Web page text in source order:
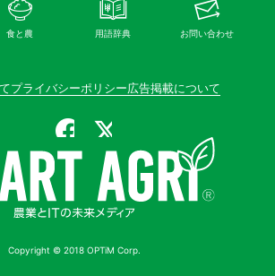
食と農 用語辞典 お問い合わせ
プライバシーポリシー広告掲載について
公式Facebook
Copyright © 2018 OPTiM Corp.